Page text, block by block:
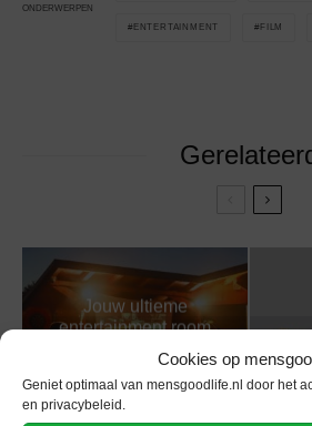
Cookies op
Geniet optimaal van mensgoodlife.nl door het
en privacybeleid.
ONDERWERPEN
ENTERTAINMENT FILM
Jouw ultieme
entertainment room
inrichten: Van 4K-
projector tot smart
lighting